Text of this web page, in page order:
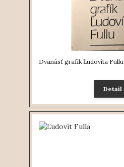
Dvanásť grafík Ľudovíta Fullu
Detail